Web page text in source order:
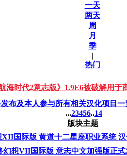
一天
两天
周
月
季
|
热门
海时代2意志版》1.9E6被破解用于
布及本人参与所有相关汉化项目一
...23456..14
版块主题
XII国际版 黄道十二星座职业系统
幻想VII国际版 意志中文加强版正